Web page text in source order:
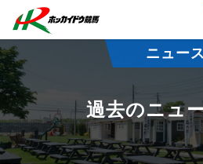
ニュース
過去のニュ